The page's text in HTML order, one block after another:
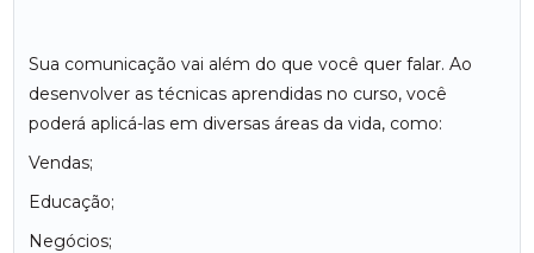
Sua comunicação vai além do que você quer falar. Ao
desenvolver as técnicas aprendidas no curso, você
poderá aplicá-las em diversas áreas da vida, como:
Vendas;
Educação;
Negócios;